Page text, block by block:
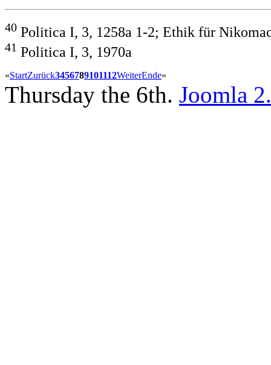
40 Politica I, 3, 1258a 1-2; Ethik für
41 Politica I, 3, 1970a
«StartZurück3456789101112WeiterEnde»
Thursday the 6th. Joomla